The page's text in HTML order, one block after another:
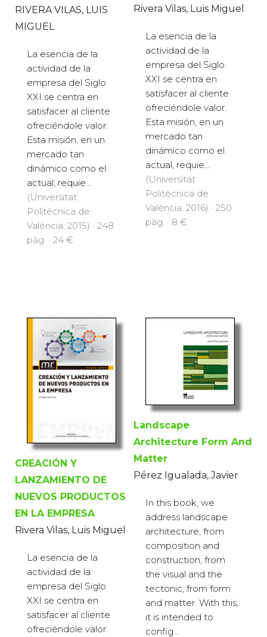
RIVERA VILAS, LUIS
MIGUEL
La esencia de la
actividad de la
empresa del Siglo
XXI se centra en
satisfacer al cliente
ofreciéndole valor.
Esta misión, en un
mercado tan
dinámico como el
actual, requie...
(Universitat
Politècnica de
València, 2015) · 248
pàg. · 24 €
Rivera Vilas, Luis Miguel
La esencia de la
actividad de la
empresa del Siglo
XXI se centra en
satisfacer al cliente
ofreciéndole valor.
Esta misión, en un
mercado tan
dinámico como el
actual, requie...
(Universitat
Politècnica de
València, 2016) · 250
pàg. · 8 €
CREACIÓN Y
LANZAMIENTO DE
NUEVOS PRODUCTOS
EN LA EMPRESA
Rivera Vilas, Luis Miguel
La esencia de la
actividad de la
empresa del Siglo
XXI se centra en
satisfacer al cliente
ofreciéndole valor.
Landscape
Architecture Form And
Matter
Pérez Igualada, Javier
In this book, we
address landscape
architecture, from
composition and
construction, from
the visual and the
tectonic, from form
and matter. With this,
it is intended to
config...